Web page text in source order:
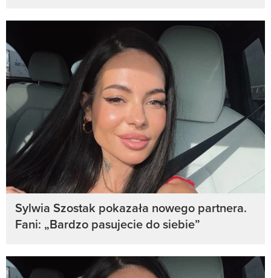
Sylwia Szostak pokazała nowego partnera.
Fani: „Bardzo pasujecie do siebie”